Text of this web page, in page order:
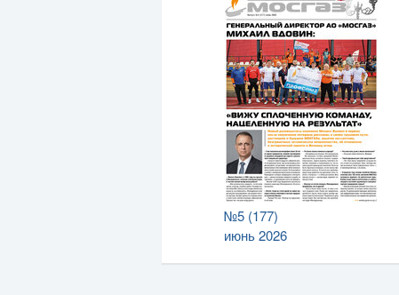
№5 (177)
июнь 2026